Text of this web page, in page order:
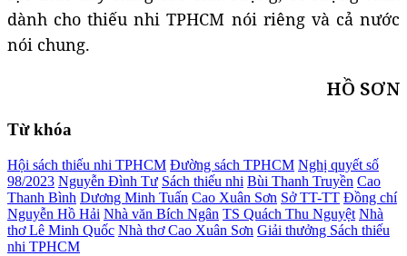
dành cho thiếu nhi TPHCM nói riêng và cả nước
nói chung.
HỒ SƠN
Từ khóa
Hội sách thiếu nhi TPHCM Đường sách TPHCM Nghị quyết số
98/2023 Nguyễn Đình Tư Sách thiếu nhi Bùi Thanh Truyền Cao
Thanh Bình Dương Minh Tuấn Cao Xuân Sơn Sở TT-TT Đồng chí
Nguyễn Hồ Hải Nhà văn Bích Ngân TS Quách Thu Nguyệt Nhà
thơ Lê Minh Quốc Nhà thơ Cao Xuân Sơn Giải thưởng Sách thiếu
nhi TPHCM